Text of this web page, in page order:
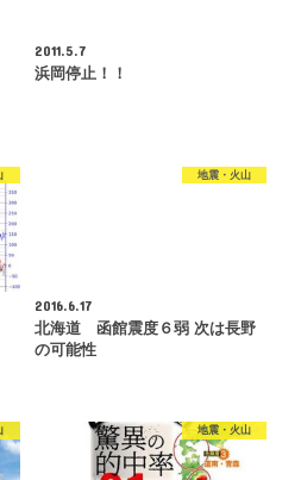
2011.5.7
浜岡停止！！
地震・火山
2016.6.17
北海道 函館震度６弱 次は長野
の可能性
地震・火山